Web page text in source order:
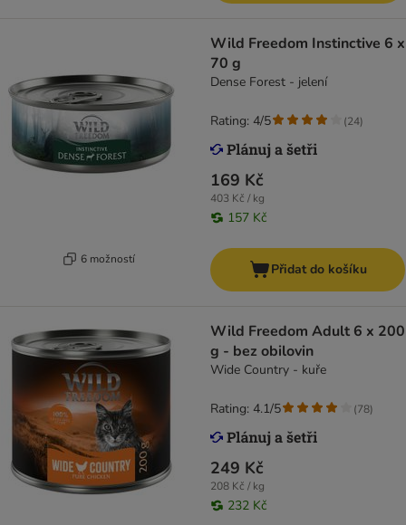
6 možností
Wild Freedom Instinctive 6 x
70 g
Dense Forest - jelení
169 Kč
403 Kč / kg
157 Kč
Rating: 4/5 (24)
Přidat do košíku
Wild Freedom Adult 6 x 200
g - bez obilovin
Wide Country - kuře
249 Kč
208 Kč / kg
232 Kč
Rating: 4.1/5 (78)